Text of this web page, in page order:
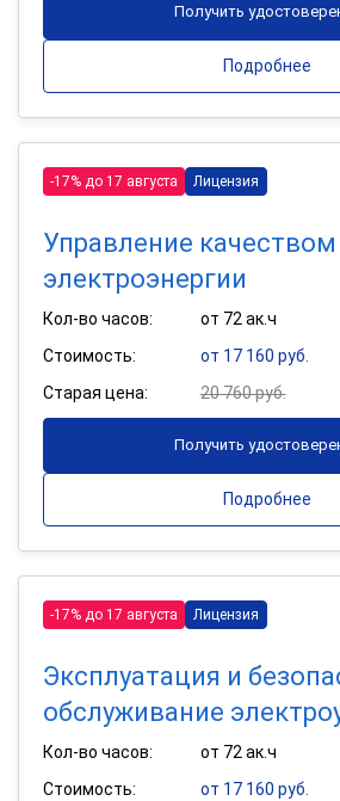
Получить
Подробнее
-17% до 17 августа Лицензия
Управление качеством
электроэнергии
Кол-во часов:
от 72 ак.ч
Стоимость:
от 17 160 руб.
Старая цена:
20 760 руб.
Получить
Подробнее
-17% до 17 августа Лицензия
Эксплуатация и
обслуживание
Кол-во часов:
от 72 ак.ч
Стоимость:
от 17 160 руб.